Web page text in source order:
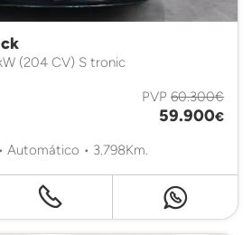
(204 CV) S tronic
PVP 60.300€
59.900€
Automático • 3.798Km.